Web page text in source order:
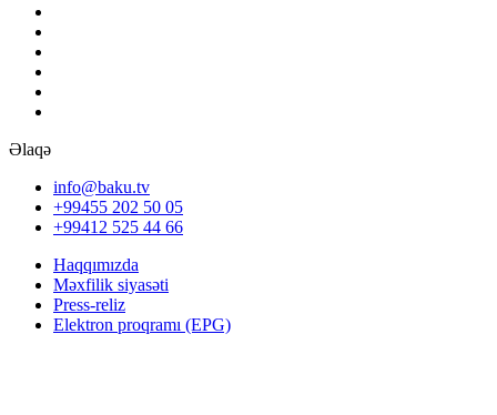
Əlaqə
info@baku.tv
+99455 202 50 05
+99412 525 44 66
Haqqımızda
Məxfilik siyasəti
Press-reliz
Elektron proqramı (EPG)